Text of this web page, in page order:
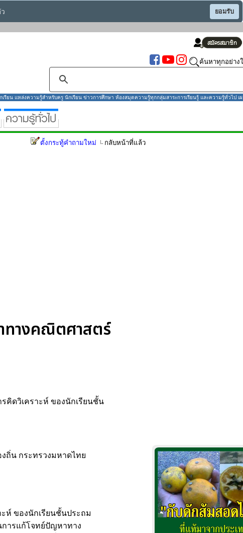
ยอมรับ
ค้นหาทุกอย่าง
รียน แหล่งความรู้สำหรับครู นักเรียน ข่าวการศึกษา ห้องสมุดความรู้ทุกกลุ่มสาระการเรียนรู้ และความรู้ทั่วไป เ
ตั้งกระทู้คำถามใหม่ กลับหน้าที่แล้ว
ทางคณิตศาสตร์
คิดวิเคราะห์ ของนักเรียนชั้น
ถิ่น กระทรวงมหาดไทย
ห์ ของนักเรียนชั้นประถม
ารแก้โจทย์ปัญหาทาง